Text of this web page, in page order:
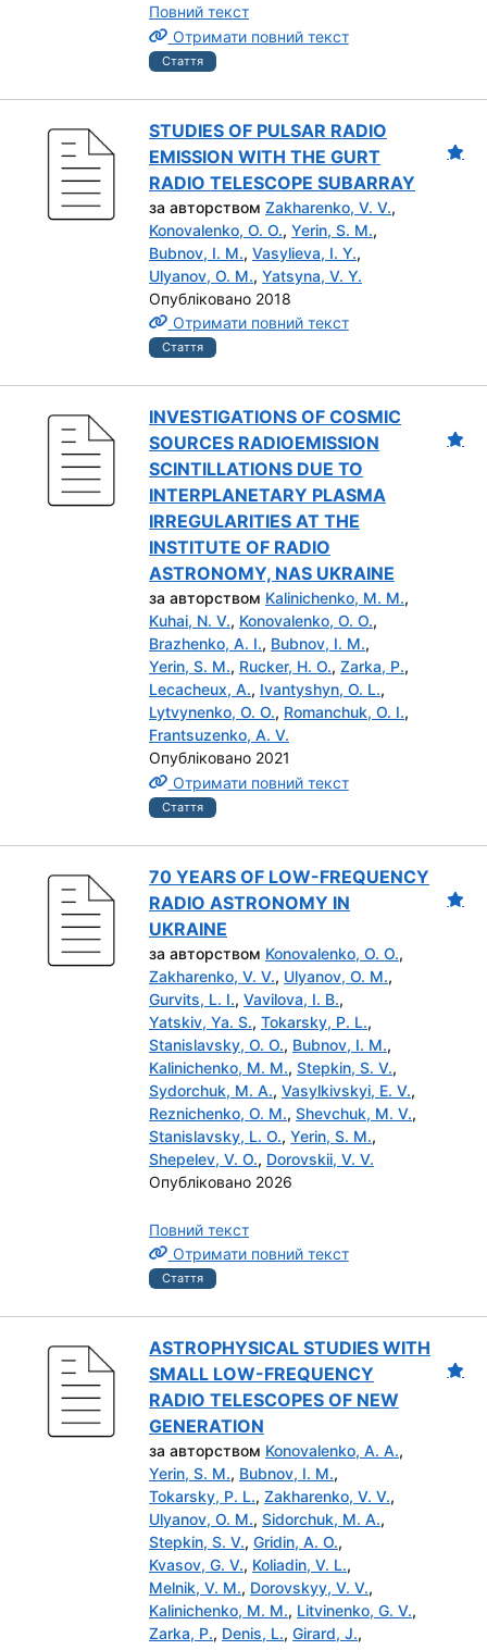
Повний текст
Отримати повний текст
Стаття
STUDIES OF PULSAR RADIO
EMISSION WITH THE GURT
RADIO TELESCOPE SUBARRAY
за авторством Zakharenko, V. V.,
Konovalenko, O. O., Yerin, S. M.,
Bubnov, I. M., Vasylieva, I. Y.,
Ulyanov, O. M., Yatsyna, V. Y.
Опубліковано 2018
Отримати повний текст
Стаття
INVESTIGATIONS OF COSMIC
SOURCES RADIOEMISSION
SCINTILLATIONS DUE TO
INTERPLANETARY PLASMA
IRREGULARITIES AT THE
INSTITUTE OF RADIO
ASTRONOMY, NAS UKRAINE
за авторством Kalinichenko, M. M.,
Kuhai, N. V., Konovalenko, O. O.,
Brazhenko, A. I., Bubnov, I. M.,
Yerin, S. M., Rucker, H. O., Zarka, P.,
Lecacheux, A., Ivantyshyn, O. L.,
Lytvynenko, O. O., Romanchuk, O. I.,
Frantsuzenko, A. V.
Опубліковано 2021
Отримати повний текст
Стаття
70 YEARS OF LOW-FREQUENCY
RADIO ASTRONOMY IN
UKRAINE
за авторством Konovalenko, O. O.,
Zakharenko, V. V., Ulyanov, O. M.,
Gurvits, L. I., Vavilova, I. B.,
Yatskiv, Ya. S., Tokarsky, P. L.,
Stanislavsky, O. O., Bubnov, I. M.,
Kalinichenko, M. M., Stepkin, S. V.,
Sydorchuk, M. A., Vasylkivskyi, E. V.,
Reznichenko, O. M., Shevchuk, M. V.,
Stanislavsky, L. O., Yerin, S. M.,
Shepelev, V. O., Dorovskii, V. V.
Опубліковано 2026
Повний текст
Отримати повний текст
Стаття
ASTROPHYSICAL STUDIES WITH
SMALL LOW-FREQUENCY
RADIO TELESCOPES OF NEW
GENERATION
за авторством Konovalenko, A. A.,
Yerin, S. M., Bubnov, I. M.,
Tokarsky, P. L., Zakharenko, V. V.,
Ulyanov, O. M., Sidorchuk, M. A.,
Stepkin, S. V., Gridin, A. O.,
Kvasov, G. V., Koliadin, V. L.,
Melnik, V. M., Dorovskyy, V. V.,
Kalinichenko, M. M., Litvinenko, G. V.,
Zarka, P., Denis, L., Girard, J.,